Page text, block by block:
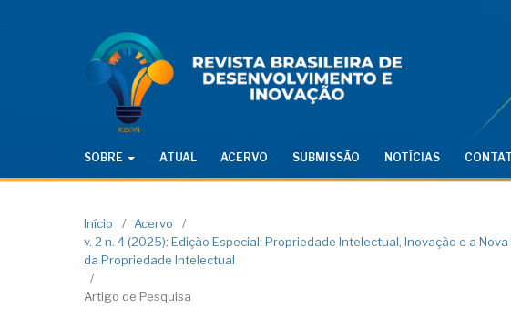
SOBRE ATUAL ACERVO SUBMISSÃO NOTÍCIAS
Início / Acervo
/
v. 2 n. 4 (2025): Edição Especial: Propriedade Intelectual, Inovação e a
da Propriedade Intelectual
/
Artigo de Pesquisa